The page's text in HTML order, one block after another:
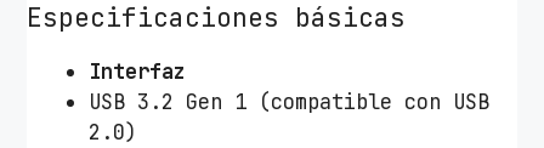
Especificaciones básicas
Interfaz
USB 3.2 Gen 1 (compatible con USB
2.0)